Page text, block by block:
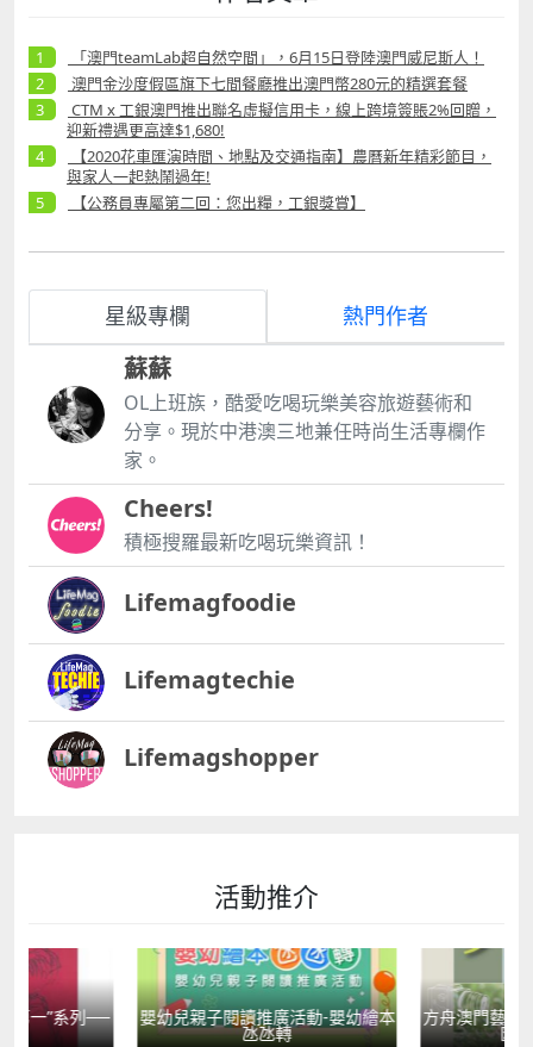
「澳門teamLab超自然空間」，6月15日登陸澳門威尼斯人！
澳門金沙度假區旗下七間餐廳推出澳門幣280元的精選套餐
CTM x 工銀澳門推出聯名虛擬信用卡，線上跨境簽賬2%回贈，
迎新禮遇更高達$1,680!
【2020花車匯演時間、地點及交通指南】農曆新年精彩節目，
與家人一起熱鬧過年!
【公務員專屬第二回：您出糧，工銀獎賞】
星級專欄 熱門作者
蘇蘇
OL上班族，酷愛吃喝玩樂美容旅遊藝術和
分享。現於中港澳三地兼任時尚生活專欄作
家。
Cheers!
積極搜羅最新吃喝玩樂資訊！
Lifemagfoodie
Lifemagtechie
Lifemagshopper
活動推介
第一”系列── 嬰幼兒親子閱讀推廣活動-嬰幼繪本
氹氹轉
方舟澳門藝術
匯